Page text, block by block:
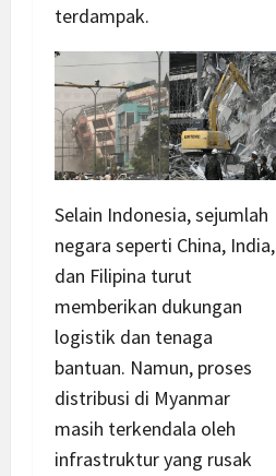
terdampak.
Selain Indonesia, sejumlah
negara seperti China, India,
dan Filipina turut
memberikan dukungan
logistik dan tenaga
bantuan. Namun, proses
distribusi di Myanmar
masih terkendala oleh
infrastruktur yang rusak